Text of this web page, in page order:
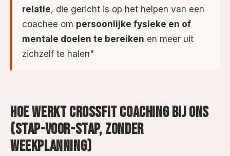
relatie, die gericht is op het helpen van een
coachee om persoonlijke fysieke en of
mentale doelen te bereiken en meer uit
zichzelf te halen"
HOE WERKT CROSSFIT COACHING BIJ ONS
(STAP-VOOR-STAP, ZONDER
WEEKPLANNING)